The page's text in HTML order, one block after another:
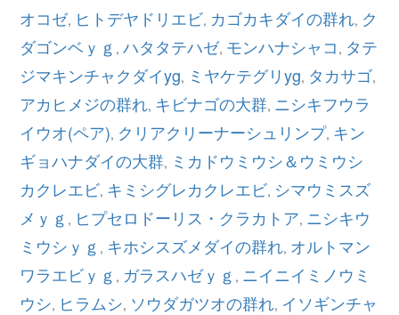
オコゼ, ヒトデヤドリエビ, カゴカキダイの群れ, ク
ダゴンベｙｇ ,ハタタテハゼ, モンハナシャコ , タテ
ジマキンチャクダイyg, ミヤケテグリyg, タカサゴ,
アカヒメジの群れ, キビナゴの大群, ニシキフウラ
イウオ(ペア), クリアクリーナーシュリンプ, キン
ギョハナダイの大群, ミカドウミウシ＆ウミウシ
カクレエビ, キミシグレカクレエビ, シマウミスズ
メｙｇ , ヒプセロドーリス・クラカトア, ニシキウ
ミウシｙｇ , キホシスズメダイの群れ, オルトマン
ワラエビｙｇ , ガラスハゼｙｇ , ニイニイミノウミ
ウシ, ヒラムシ, ソウダガツオの群れ, イソギンチャ